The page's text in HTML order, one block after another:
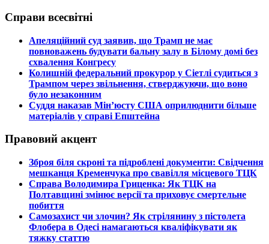
Справи всесвітні
​Апеляційний суд заявив, що Трамп не має
повноважень будувати бальну залу в Білому домі без
схвалення Конгресу
​Колишній федеральний прокурор у Сіетлі судиться з
Трампом через звільнення, стверджуючи, що воно
було незаконним
​Суддя наказав Мін’юсту США оприлюднити більше
матеріалів у справі Епштейна
Правовий акцент
​Зброя біля скроні та підроблені документи: Свідчення
мешканця Кременчука про свавілля місцевого ТЦК
​Справа Володимира Гриценка: Як ТЦК на
Полтавщині змінює версії та приховує смертельне
побиття
​Самозахист чи злочин? Як стрілянину з пістолета
Флобера в Одесі намагаються кваліфікувати як
тяжку статтю